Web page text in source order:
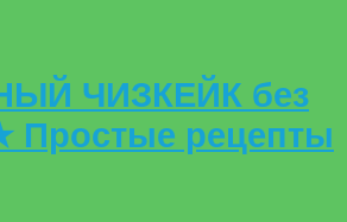
ЧИЗКЕЙК без
Простые рецепты